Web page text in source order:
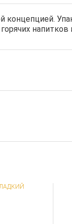
концепцией.
напитков